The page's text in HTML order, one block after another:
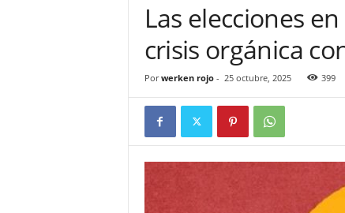
Las elecciones
crisis orgánica
Por werken rojo- 25 octubre, 2025 399